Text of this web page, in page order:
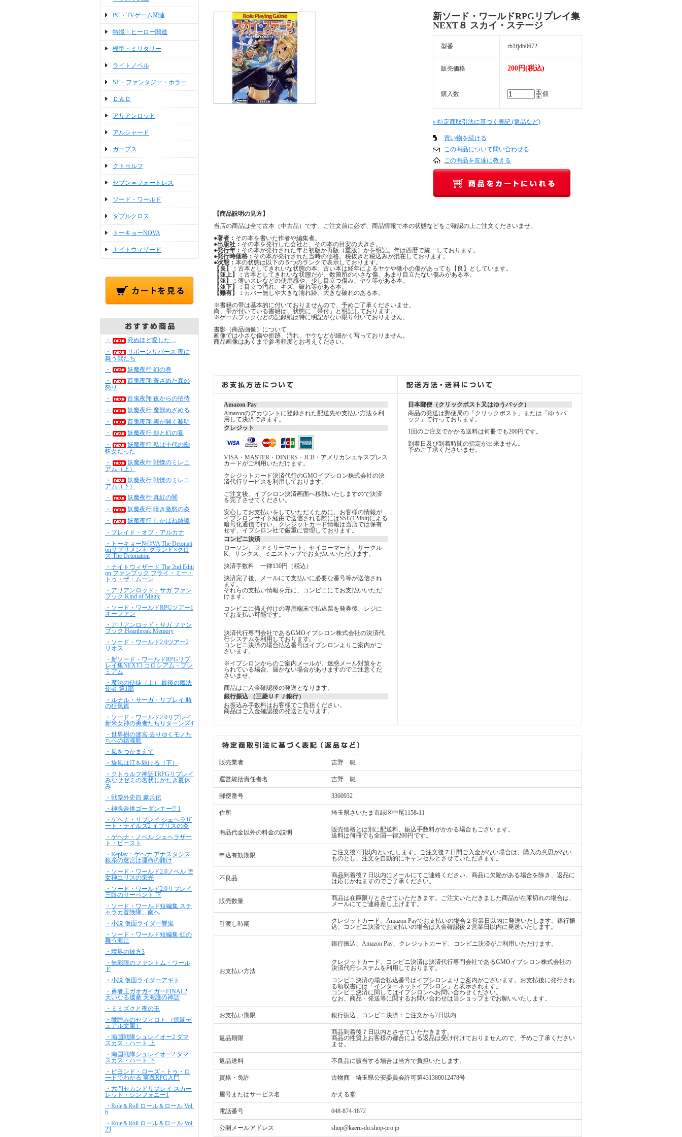
PC・TVゲーム関連
特撮・ヒーロー関連
模型・ミリタリー
ライトノベル
SF・ファンタジー・ホラー
Ｄ＆Ｄ
アリアンロッド
アルシャード
ガープス
クトゥルフ
セブン＝フォートレス
ソード・ワールド
ダブルクロス
トーキョーNOVA
ナイトウィザード
・
死ぬほど愛した…
・
リボーンリバース 夜に
舞う獣たち
・
妖魔夜行 幻の巻
・
百鬼夜翔 蒼ざめた森の
怒り
・
百鬼夜翔 夜からの招待
・
妖魔夜行 魔獣めざめる
・
百鬼夜翔 霧が開く黎明
・
妖魔夜行 影と幻の宴
・
妖魔夜行 私は十代の蜘
蛛女だった
・
妖魔夜行 戦慄のミレニ
アム（上）
・
妖魔夜行 戦慄のミレニ
アム（下）
・
妖魔夜行 真紅の闇
・
妖魔夜行 暗き激怒の炎
・
妖魔夜行 しかばね綺譚
・ブレイド・オブ・アルカナ
・トーキョーN◎VA The Detonati
onサプリメント グランド×クロ
ス The Detonation
・ナイトウィザード The 2nd Editi
on ファンブック フライ・ミー・
トゥ・ザ・ムーン
・アリアンロッド・サガ ファン
ブック Kind of Magic
・ソード・ワールドRPGツアー1
オーファン
・アリアンロッド・サガ ファン
ブック Heartbreak Memory
・ソード・ワールド2.0ツアー2
リオス
・新ソード・ワールドRPGリプ
レイ集NEXT3 コロシアム・プレ
ミアム
・魔法の使徒（上） 最後の魔法
使者 第1部
・ルナル・サーガ・リプレイ 時
の狂気篇
・ソード・ワールド2.0リプレイ
新米女神の勇者たちリターンズ4
・世界樹の迷宮 去りゆくモノた
ちへの鎮魂歌
・風をつかまえて
・旋風は江を駆ける（下）
・クトゥルフ神話TRPGリプレイ
みなせゼミの名状しがたき夏休
み
・戦塵外史四 豪兵伝
・神魂合体ゴーダンナー!! 1
・ゲヘナ・リプレイ シェヘラザ
ート・テイルズ2 イブリスの炎
・ゲヘナ・ノベル シェヘラザー
ト・ビースト
・Replay：ゲヘナ アナスタシス
銀糸の迷宮は運命の賭け
・ソード・ワールド2.0ノベル 堕
女神ユリスの栄光
・ソード・ワールド2.0リプレイ
三眼のサーペント 下
・ソード・ワールド短編集 スチ
ャラカ冒険隊、南へ
・小説 仮面ライダー響鬼
・ソード・ワールド短編集 虹の
舞う海に
・境界の彼方3
・無彩限のファントム・ワール
ド
・小説 仮面ライダーアギト
・勇者王ガオガイガーFINAL2
大いなる遺産 天海護の神話
・ミミズクと夜の王
・微睡みのセフィロト （徳間デ
ュアル文庫）
・南国戦隊シュレイオー2 ダマ
スカス・ハート 上
・南国戦隊シュレイオー2 ダマ
スカス・ハート 下
・ビヨンド・ローズ・トゥ・ロ
ードでわかる 実践RPG入門
・六門セカンドリプレイ スカー
レット・シンフォニー1
・Role＆Roll ロール＆ロール Vol.
6
・Role＆Roll ロール＆ロール Vol.
23
新ソード・ワールドRPGリプレイ集
NEXT８ スカイ・ステージ
型番 rb1fjdb0672
販売価格 200円(税込)
購入数 個
» 特定商取引法に基づく表記 (返品など)
買い物を続ける
この商品について問い合わせる
この商品を友達に教える
【商品説明の見方】
当店の商品は全て古本（中古品）です。ご注文前に必ず、商品情報で本の状態などをご確認の上ご注文くださいませ。
●著者： その本を書いた作者や編集者。
●出版社： その本を発行した会社と、その本の目安の大きさ。
●発行年： その本が発行された年と初版か再版（重版）かを明記。年は西暦で統一しております。
●発行時価格： その本が発行された当時の価格。税抜きと税込みが混在しております。
●状態： 本の状態は以下の５つのランクで表示しております。
【良】： 古本としてきれいな状態の本。古い本は経年によるヤケや微小の傷があっても【良】としています。
【並上】： 古本としてきれいな状態だが、数箇所の小さな傷、あまり目立たない傷みがある本。
【並】： 薄いスレなどの使用感や、少し目立つ傷み、ヤケ等がある本。
【並下】： 目立つ汚れ、キズ、破れ等がある本。
【難有】： カバー無しや大きな濡れ跡、大きな破れのある本。
※書籍の帯は基本的に付いておりませんので、予めご了承くださいませ。
尚、帯が付いている書籍は、状態に「帯付」と明記しております。
※ゲームブックなどの記録紙は特に明記がない限り付いておりません。
書影（商品画像）について
画像では小さな傷や折跡、汚れ、ヤケなどが細かく写っておりません。
商品画像はあくまで参考程度とお考えください。
Amazon Pay
Amazonのアカウントに登録された配送先や支払い方法を利
用して決済できます。
クレジット
VISA・MASTER・DINERS・JCB・アメリカンエキスプレス
カードがご利用いただけます。
クレジットカード決済代行のGMOイプシロン株式会社の決
済代行サービスを利用しております。
ご注文後、イプシロン決済画面へ移動いたしますので決済
を完了させてください。
安心してお支払いをしていただくために、お客様の情報が
イプシロンサイト経由で送信される際にはSSL(128bit)による
暗号化通信で行い、クレジットカード情報は当店では保有
せず、イプシロン社で厳重に管理しております。
コンビニ決済
ローソン、ファミリーマート、セイコーマート、サークル
K、サンクス、ミニストップでお支払いいただけます。
決済手数料 一律130円（税込）
決済完了後、メールにて支払いに必要な番号等が送信され
ます。
それらの支払い情報を元に、コンビニにてお支払いいただ
けます。
コンビニに備え付けの専用端末で払込票を発券後、レジに
てお支払い可能です。
決済代行専門会社であるGMOイプシロン株式会社の決済代
行システムを利用しております。
コンビニ決済の場合払込番号はイプシロンよりご案内がご
ざいます。
※イプシロンからのご案内メールが、迷惑メール対策をと
られている場合、届かない場合がありますのでご注意くだ
さいませ。
商品はご入金確認後の発送となります。
銀行振込 （三菱ＵＦＪ銀行）
お振込み手数料はお客様でご負担ください。
商品はご入金確認後の発送となります。
日本郵便（クリックポスト又はゆうパック）
商品の発送は郵便局の「クリックポスト」または「ゆうパ
ック」で行っております。
1回のご注文でかかる送料は何冊でも200円です。
到着日及び到着時間の指定が出来ません。
予めご了承くださいませ。
販売業者 吉野 聡
運営統括責任者名 吉野 聡
郵便番号 3360932
住所 埼玉県さいたま市緑区中尾1158-11
商品代金以外の料金の説明
販売価格とは別に配送料、振込手数料がかかる場合もございます。
送料は何冊でも全国一律200円です。
申込有効期限
ご注文後7日以内といたします。ご注文後７日間ご入金がない場合は、購入の意思がない
ものとし、注文を自動的にキャンセルとさせていただきます。
不良品
商品到着後７日以内にメールにてご連絡ください。商品に欠陥がある場合を除き、返品に
は応じかねますのでご了承ください。
販売数量
商品は在庫限りとさせていただきます。ご注文いただきました商品が在庫切れの場合は、
メールにてご連絡差し上げます。
引渡し時期
クレジットカード、Amazon Payでお支払いの場合２営業日以内に発送いたします。銀行振
込、コンビニ決済でお支払いの場合は入金確認後２営業日以内に発送いたします。
お支払い方法
銀行振込、Amazon Pay、クレジットカード、コンビニ決済がご利用いただけます。
クレジットカード、コンビニ決済は決済代行専門会社であるGMOイプシロン株式会社の
決済代行システムを利用しております。
コンビニ決済の場合払込番号はイプシロンよりご案内がございます。お支払後に発行され
る領収書には「インターネットイプシロン」と表示されます。
コンビニ決済に関してはイプシロンへお問い合わせください。
なお、商品・発送等に関するお問い合わせは当ショップまでお願いいたします。
お支払い期限 銀行振込、コンビニ決済：ご注文から7日以内
返品期限
商品到着後７日以内とさせていただきます。
商品の性質上お客様の都合による返品は受け付けておりませんので、予めご了承ください
ませ。
返品送料 不良品に該当する場合は当方で負担いたします。
資格・免許 古物商 埼玉県公安委員会許可第431380012478号
屋号またはサービス名 かえる堂
電話番号 048-874-1872
公開メールアドレス shop@kaeru-do.shop-pro.jp